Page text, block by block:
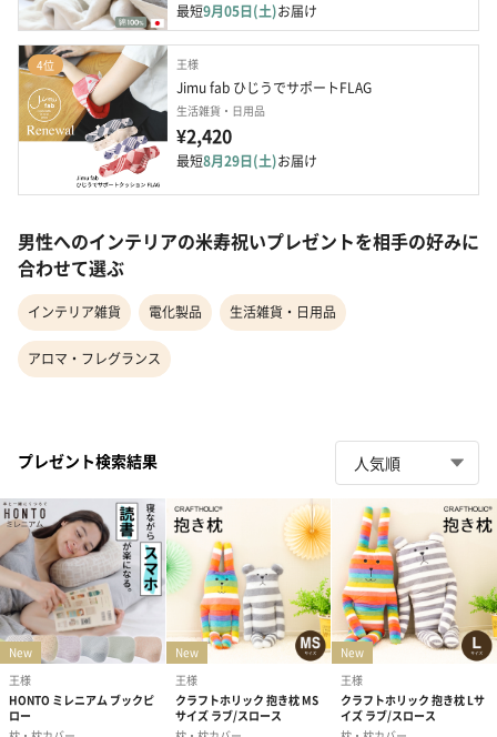
最短9月05日(土)お届け
4位 王様
Jimu fab ひじうでサポートFLAG
生活雑貨・日用品
¥2,420
最短8月29日(土)お届け
男性へのインテリアの米寿祝いプレゼントを相手の好みに
合わせて選ぶ
インテリア雑貨 電化製品 生活雑貨・日用品
アロマ・フレグランス
プレゼント検索結果